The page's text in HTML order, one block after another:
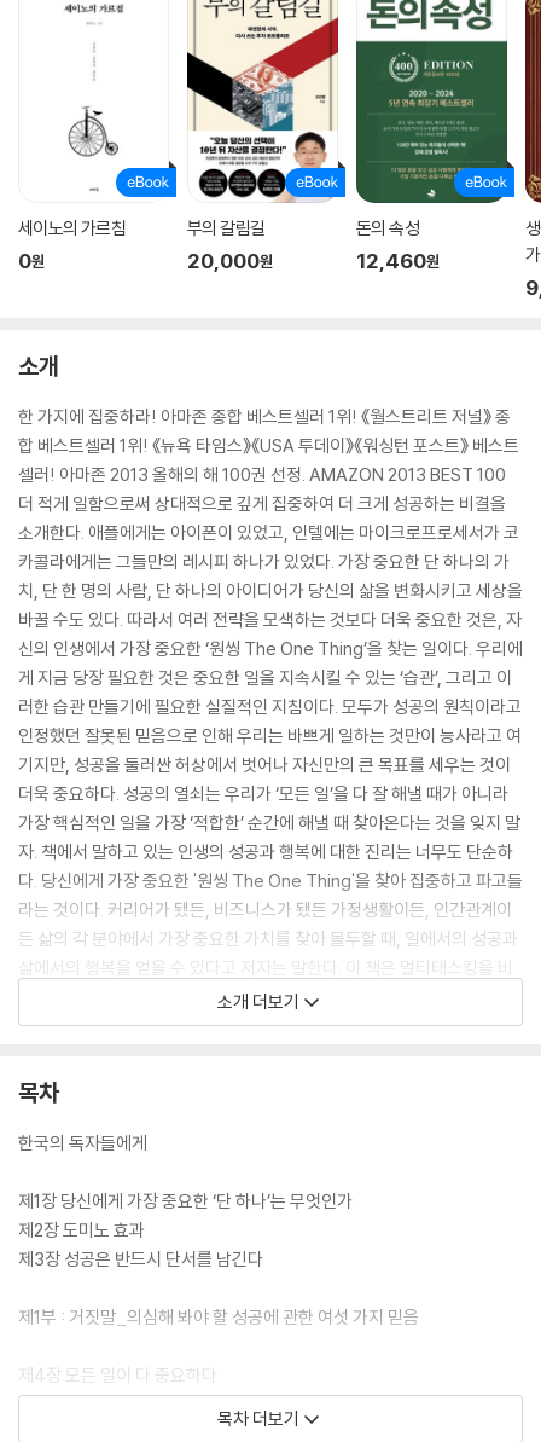
세이노의 가르침
0원
부의 갈림길
20,000원
돈의 속성
12,460원
소개
한 가지에 집중하라! 아마존 종합 베스트셀러 1위! 《월스트리트 저널》 종
합 베스트셀러 1위! 《뉴욕 타임스》《USA 투데이》《워싱턴 포스트》 베스트
셀러! 아마존 2013 올해의 해 100권 선정. AMAZON 2013 BEST 100
더 적게 일함으로써 상대적으로 깊게 집중하여 더 크게 성공하는 비결을
소개한다. 애플에게는 아이폰이 있었고, 인텔에는 마이크로프로세서가 코
카콜라에게는 그들만의 레시피 하나가 있었다. 가장 중요한 단 하나의 가
치, 단 한 명의 사람, 단 하나의 아이디어가 당신의 삶을 변화시키고 세상을
바꿀 수도 있다. 따라서 여러 전략을 모색하는 것보다 더욱 중요한 것은, 자
신의 인생에서 가장 중요한 ‘원씽 The One Thing’을 찾는 일이다. 우리에
게 지금 당장 필요한 것은 중요한 일을 지속시킬 수 있는 ‘습관’, 그리고 이
러한 습관 만들기에 필요한 실질적인 지침이다. 모두가 성공의 원칙이라고
인정했던 잘못된 믿음으로 인해 우리는 바쁘게 일하는 것만이 능사라고 여
기지만, 성공을 둘러싼 허상에서 벗어나 자신만의 큰 목표를 세우는 것이
더욱 중요하다. 성공의 열쇠는 우리가 ‘모든 일’을 다 잘 해낼 때가 아니라
가장 핵심적인 일을 가장 ‘적합한’ 순간에 해낼 때 찾아온다는 것을 잊지 말
자. 책에서 말하고 있는 인생의 성공과 행복에 대한 진리는 너무도 단순하
다. 당신에게 가장 중요한 '원씽 The One Thing'을 찾아 집중하고 파고들
라는 것이다. 커리어가 됐든, 비즈니스가 됐든 가정생활이든, 인간관계이
든 삶의 각 분야에서 가장 중요한 가치를 찾아 몰두할 때, 일에서의 성공과
삶에서의 행복을 얻을 수 있다고 저자는 말한다. 이 책은 멀티태스킹을 비
롯한 성공에 대한 거짓신화를 바로잡고, ‘원씽 The One Thing’의 일을
찾아 집중하는 법, 그리고 그 ‘원씽 The One Thing’을 찾아 어떻게 습관
소개 더보기
목차
한국의 독자들에게
제1장 당신에게 가장 중요한 ‘단 하나’는 무엇인가
제2장 도미노 효과
제3장 성공은 반드시 단서를 남긴다
제1부 : 거짓말_의심해 봐야 할 성공에 관한 여섯 가지 믿음
제4장 모든 일이 다 중요하다
제5장 멀티태스킹은 곧 능력이다
제6장 성공은 철저한 자기관리에서 온다
목차 더보기